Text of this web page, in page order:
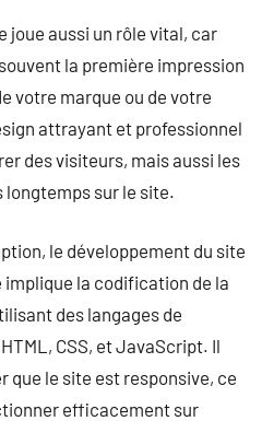
joue aussi un rôle vital, car
la première impression
votre marque ou de votre
attrayant et professionnel
des visiteurs, mais aussi les
longtemps sur le site.
le développement du site
la codification de la
des langages de
CSS, et JavaScript. Il
que le site est responsive, ce
efficacement sur